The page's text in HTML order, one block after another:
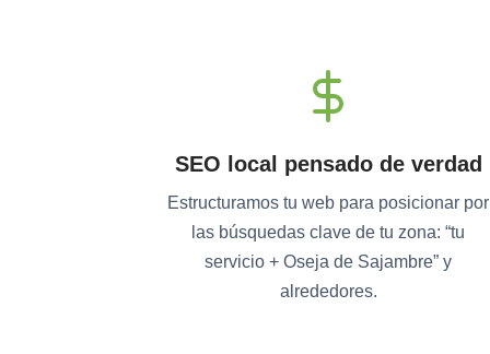
SEO local pensado de verdad
Estructuramos tu web para posicionar por
las búsquedas clave de tu zona: “tu
servicio + Oseja de Sajambre” y
alrededores.